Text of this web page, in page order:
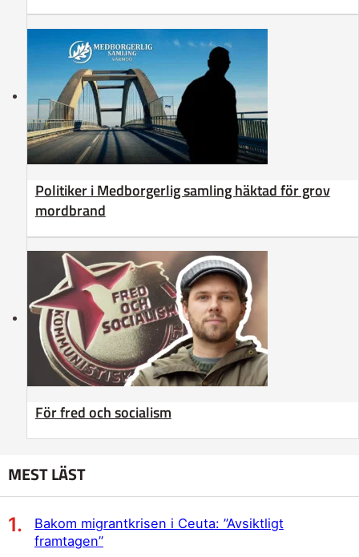
Politiker i Medborgerlig samling häktad för grov
mordbrand
För fred och socialism
MEST LÄST
Bakom migrantkrisen i Ceuta: ”Avsiktligt
framtagen”